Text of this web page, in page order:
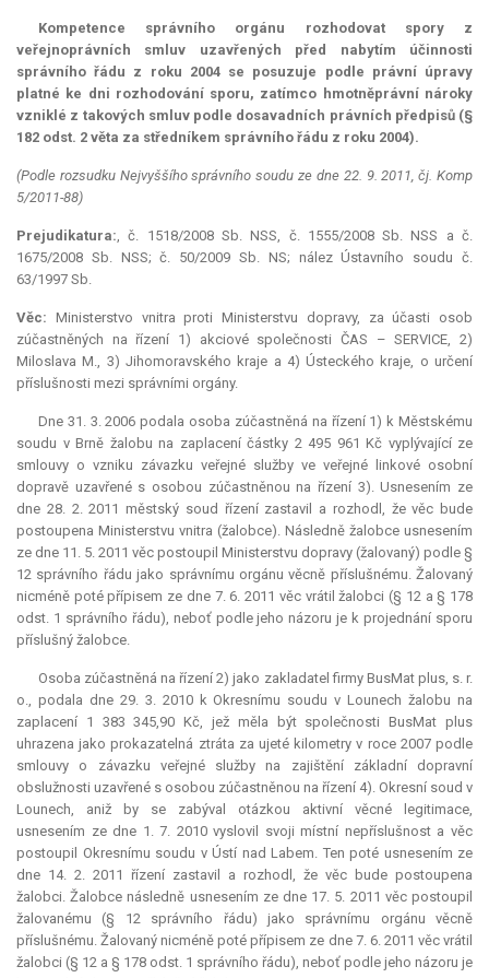
Kompetence správního orgánu rozhodovat spory z
veřejnoprávních smluv uzavřených před nabytím účinnosti
správního řádu z roku 2004 se posuzuje podle právní úpravy
platné ke dni rozhodování sporu, zatímco hmotněprávní nároky
vzniklé z takových smluv podle dosavadních právních předpisů (§
182 odst. 2 věta za středníkem správního řádu z roku 2004).
(Podle rozsudku Nejvyššího správního soudu ze dne 22. 9. 2011, čj. Komp
5/2011-88)
Prejudikatura:, č. 1518/2008 Sb. NSS, č. 1555/2008 Sb. NSS a č.
1675/2008 Sb. NSS; č. 50/2009 Sb. NS; nález Ústavního soudu č.
63/1997 Sb.
Věc: Ministerstvo vnitra proti Ministerstvu dopravy, za účasti osob
zúčastněných na řízení 1) akciové společnosti ČAS – SERVICE, 2)
Miloslava M., 3) Jihomoravského kraje a 4) Ústeckého kraje, o určení
příslušnosti mezi správními orgány.
Dne 31. 3. 2006 podala osoba zúčastněná na řízení 1) k Městskému
soudu v Brně žalobu na zaplacení částky 2 495 961 Kč vyplývající ze
smlouvy o vzniku závazku veřejné služby ve veřejné linkové osobní
dopravě uzavřené s osobou zúčastněnou na řízení 3). Usnesením ze
dne 28. 2. 2011 městský soud řízení zastavil a rozhodl, že věc bude
postoupena Ministerstvu vnitra (žalobce). Následně žalobce usnesením
ze dne 11. 5. 2011 věc postoupil Ministerstvu dopravy (žalovaný) podle §
12 správního řádu jako správnímu orgánu věcně příslušnému. Žalovaný
nicméně poté přípisem ze dne 7. 6. 2011 věc vrátil žalobci (§ 12 a § 178
odst. 1 správního řádu), neboť podle jeho názoru je k projednání sporu
příslušný žalobce.
Osoba zúčastněná na řízení 2) jako zakladatel firmy BusMat plus, s. r.
o., podala dne 29. 3. 2010 k Okresnímu soudu v Lounech žalobu na
zaplacení 1 383 345,90 Kč, jež měla být společnosti BusMat plus
uhrazena jako prokazatelná ztráta za ujeté kilometry v roce 2007 podle
smlouvy o závazku veřejné služby na zajištění základní dopravní
obslužnosti uzavřené s osobou zúčastněnou na řízení 4). Okresní soud v
Lounech, aniž by se zabýval otázkou aktivní věcné legitimace,
usnesením ze dne 1. 7. 2010 vyslovil svoji místní nepříslušnost a věc
postoupil Okresnímu soudu v Ústí nad Labem. Ten poté usnesením ze
dne 14. 2. 2011 řízení zastavil a rozhodl, že věc bude postoupena
žalobci. Žalobce následně usnesením ze dne 17. 5. 2011 věc postoupil
žalovanému (§ 12 správního řádu) jako správnímu orgánu věcně
příslušnému. Žalovaný nicméně poté přípisem ze dne 7. 6. 2011 věc vrátil
žalobci (§ 12 a § 178 odst. 1 správního řádu), neboť podle jeho názoru je